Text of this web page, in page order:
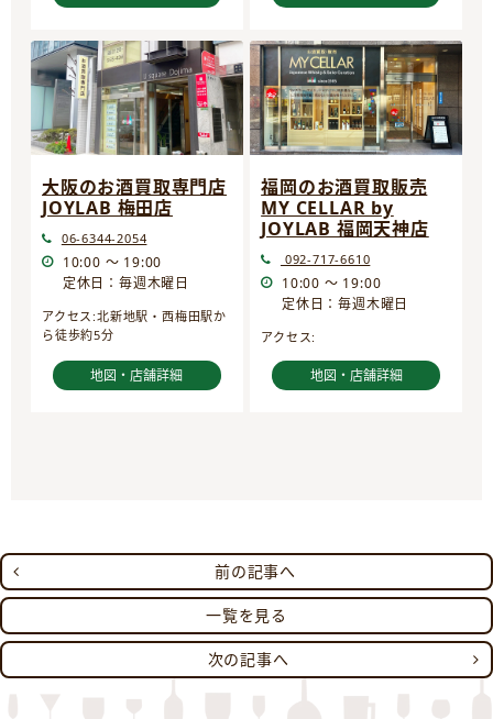
大阪のお酒買取専門店
JOYLAB 梅田店
06-6344-2054
10:00 ～ 19:00
定休日：毎週木曜日
アクセス:北新地駅・西梅田駅か
ら徒歩約5分
地図・店舗詳細
福岡のお酒買取販売
MY CELLAR by
JOYLAB 福岡天神店
092-717-6610
10:00 ～ 19:00
定休日：毎週木曜日
アクセス:
地図・店舗詳細
前の記事へ
一覧を見る
次の記事へ